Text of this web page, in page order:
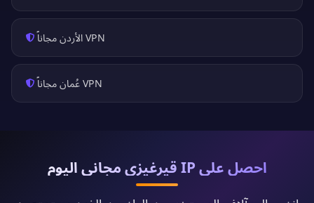
VPN الأردن مجاناً
VPN عُمان مجاناً
احصل على IP قيرغيزي مجاني اليوم